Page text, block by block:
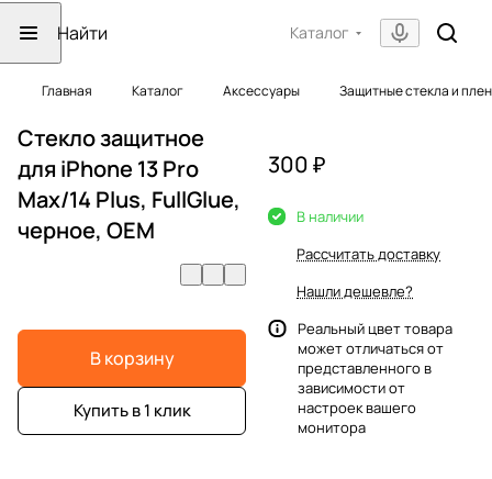
Каталог
Главная Каталог Аксессуары Защитные стекла и
Стекло защитное
для iPhone 13 Pro
Max/14 Plus, FullGlue,
черное, OEM
В корзину
Купить в 1 клик
300 ₽
В наличии
Рассчитать доставку
Нашли дешевле?
Реальный цвет товара
может отличаться от
представленного в
зависимости от
настроек вашего
монитора